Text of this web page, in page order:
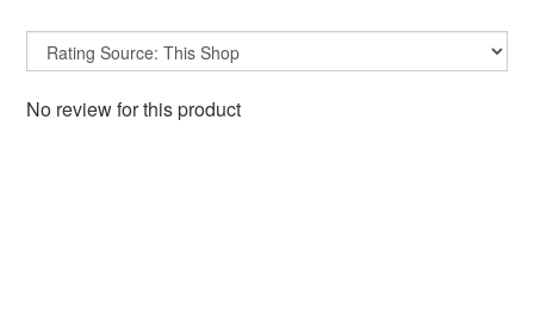
No review for this product